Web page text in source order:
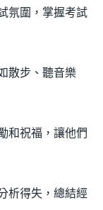
氛圍，掌握考試
散步、聽音樂
和祝福，讓他們
析得失，總結經